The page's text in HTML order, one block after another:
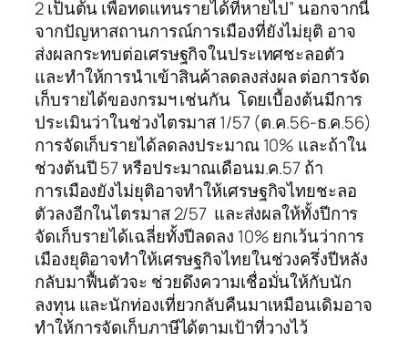
2 เป็นต้น เพื่อทดแทนรายได้ที่หายไป” นอกจากนี้
จากปัญหาสถานการณ์การเมืองที่ยังไม่ยุติ อาจ
ส่งผลกระทบต่อเศรษฐกิจในประเทศชะลอตัว
และทำให้การนำเข้าสินค้าลดลงส่งผล ต่อการจัด
เก็บรายได้ของกรมฯ เช่นกัน โดยเบื้องต้นมีการ
ประเมินว่าในช่วงไตรมาส 1/57 (ต.ค.56-ธ.ค.56)
การจัดเก็บรายได้ลดลงประมาณ 10% และถ้าใน
ช่วงต้นปี 57 หรือประมาณเดือนม.ค.57 ถ้า
การเมืองยังไม่ยุติอาจทำให้เศรษฐกิจไทยชะลอ
ตัวลงอีกในไตรมาส 2/57 และส่งผลให้ทั้งปีการ
จัดเก็บรายได้เฉลี่ยทั้งปีลดลง 10% ยกเว้นว่าการ
เมืองยุติอาจทำให้เศรษฐกิจไทยในช่วงครึ่งปีหลัง
กลับมาฟื้นตัวจะ ช่วยดึงความเชื่อมั่นให้กับนัก
ลงทุน และนักท่องเที่ยวกลับคืนมาเหมือนเดิมอาจ
ทำให้การจัดเก็บภาษีได้ตามเป้าที่วางไว้